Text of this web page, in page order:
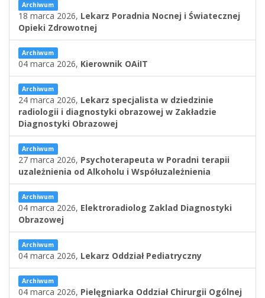
Archiwum
18 marca 2026, Lekarz Poradnia Nocnej i Światecznej
Opieki Zdrowotnej
Archiwum
04 marca 2026, Kierownik OAiIT
Archiwum
24 marca 2026, Lekarz specjalista w dziedzinie
radiologii i diagnostyki obrazowej w Zakładzie
Diagnostyki Obrazowej
Archiwum
27 marca 2026, Psychoterapeuta w Poradni terapii
uzależnienia od Alkoholu i Współuzależnienia
Archiwum
04 marca 2026, Elektroradiolog Zaklad Diagnostyki
Obrazowej
Archiwum
04 marca 2026, Lekarz Oddział Pediatryczny
Archiwum
04 marca 2026, Pielęgniarka Oddział Chirurgii Ogólnej